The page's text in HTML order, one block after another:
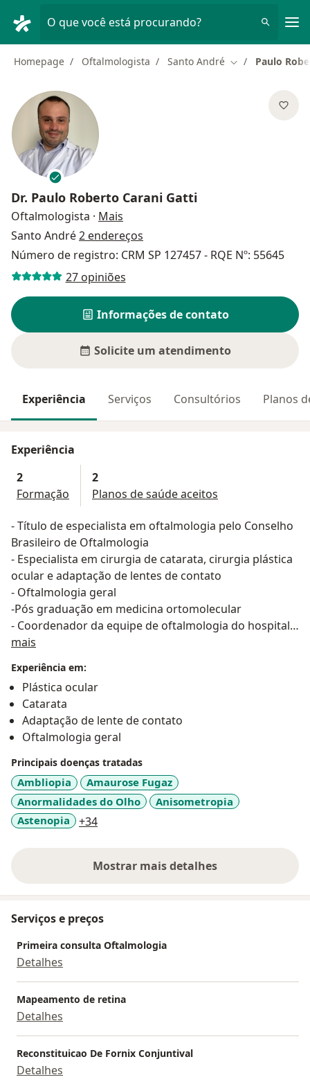
O que você está procurando?
Homepage Oftalmologista Santo André Mudar de cidade
Paulo
Dr. Paulo Roberto Carani Gatti
Oftalmologista · Mais
Santo André2 endereços
Número de registro: CRM SP 127457 - RQE Nº: 55645
27 opiniões
Informações de contato
Solicite um atendimento
Experiência Serviços Consultórios Planos
Experiência
2
Formação
2
Planos de saúde aceitos
- Título de especialista em oftalmologia pelo Conselho
Brasileiro de Oftalmologia
- Especialista em cirurgia de catarata, cirurgia plástica
ocular e adaptação de lentes de contato
- Oftalmologia geral
-Pós graduação em medicina ortomolecular
- Coordenador da equipe de oftalmologia do hospital
Cristovão da Gama e Gatti centro de oftalmologia,
saúde e bem-estar
mais
Experiência em:
Plástica ocular
Catarata
Adaptação de lente de contato
Oftalmologia geral
Principais doenças tratadas
Ambliopia
Amaurose Fugaz
Anormalidades do Olho
Anisometropia
Astenopia
+34a11y_sr_more_diseases
Mostrar mais detalhes
sobre a experiência
Serviços e preços
Primeira consulta Oftalmologia
Detalhes
Mapeamento de retina
Detalhes
Reconstituicao De Fornix Conjuntival
Detalhes